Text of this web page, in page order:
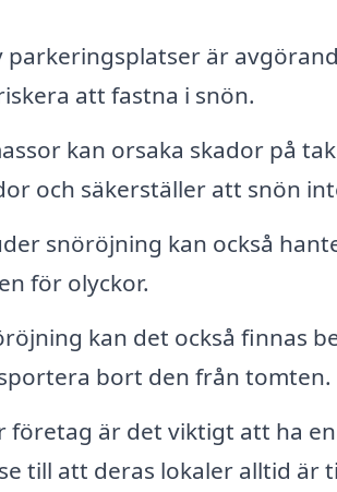
parkeringsplatser är
att fastna i snön.
kan orsaka skador på
och säkerställer att snön
snöröjning kan också
för olyckor.
kan det också finnas
bort den från tomten.
företag är det viktigt att ha
till att deras lokaler alltid är